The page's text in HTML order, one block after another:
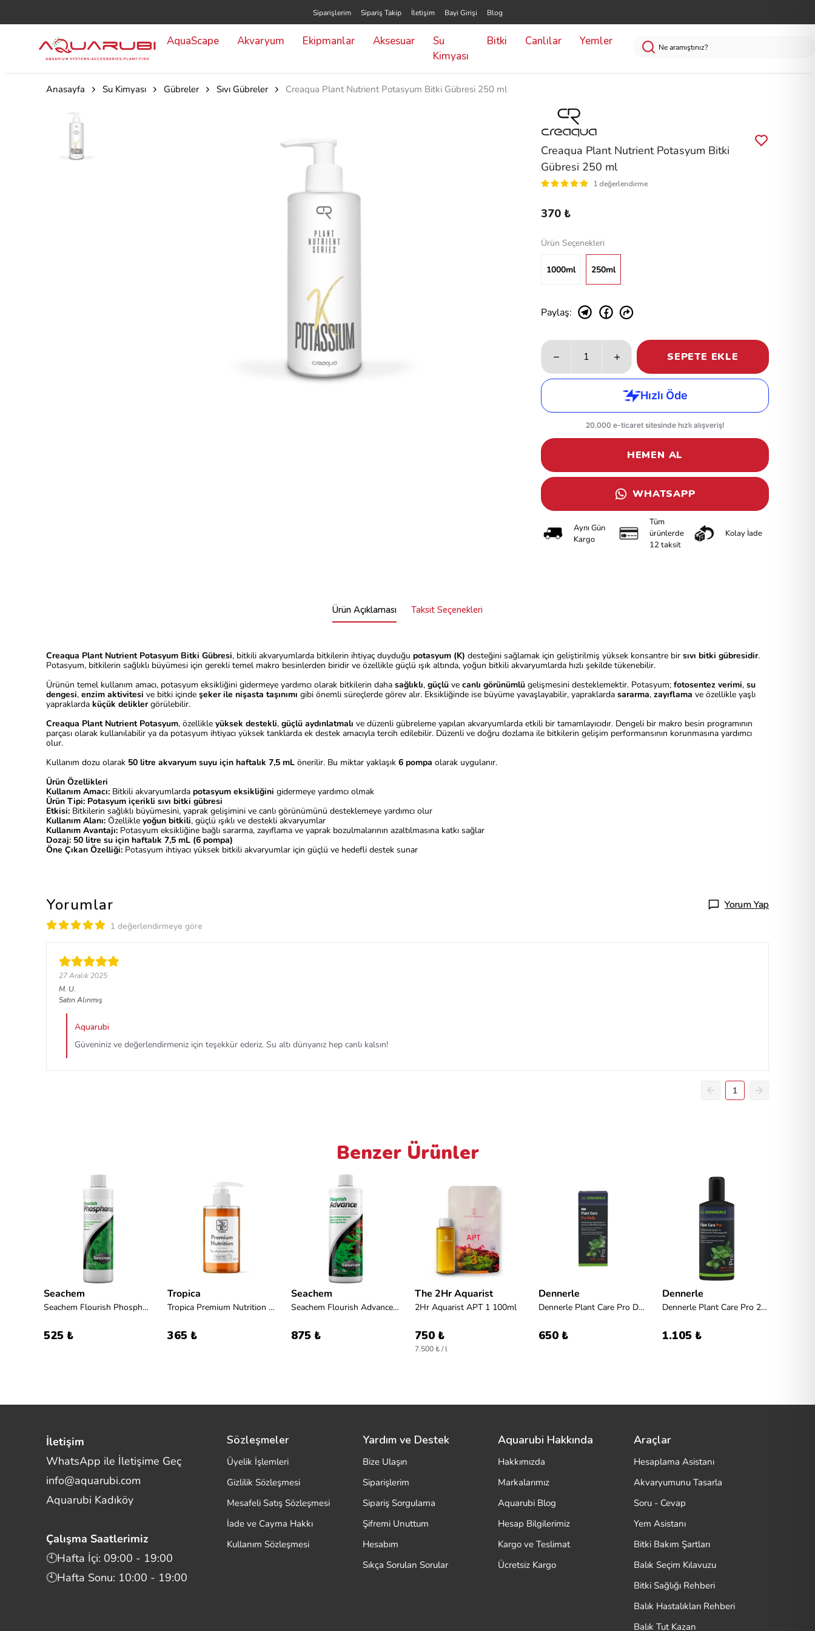
Siparişlerim Sipariş Takip İletişim Bayi Girişi Blog
AquaScape Akvaryum Ekipmanlar Aksesuar
Su
Kimyası
Bitki Canlılar Yemler
Anasayfa Su Kimyası Gübreler Sıvı Gübreler Creaqua Plant Nutrient Potasyum Bitki Gübresi 250 ml
Creaqua Plant Nutrient Potasyum Bitki
Gübresi 250 ml
1 değerlendirme
370 ₺
Ürün Seçenekleri
1000ml 250ml
Paylaş:
SEPETE EKLE
HEMEN AL
WHATSAPP
Aynı Gün
Kargo
Tüm
ürünlerde
12 taksit
Kolay İade
Ürün Açıklaması Taksit Seçenekleri
Creaqua Plant Nutrient Potasyum Bitki Gübresi, bitkili akvaryumlarda bitkilerin ihtiyaç duyduğu potasyum (K) desteğini sağlamak için geliştirilmiş yüksek konsantre bir sıvı bitki gübresidir.
Potasyum, bitkilerin sağlıklı büyümesi için gerekli temel makro besinlerden biridir ve özellikle güçlü ışık altında, yoğun bitkili akvaryumlarda hızlı şekilde tükenebilir.
Ürünün temel kullanım amacı, potasyum eksikliğini gidermeye yardımcı olarak bitkilerin daha sağlıklı, güçlü ve canlı görünümlü gelişmesini desteklemektir. Potasyum; fotosentez verimi, su
dengesi, enzim aktivitesi ve bitki içinde şeker ile nişasta taşınımı gibi önemli süreçlerde görev alır. Eksikliğinde ise büyüme yavaşlayabilir, yapraklarda sararma, zayıflama ve özellikle yaşlı
yapraklarda küçük deliklergörülebilir.
Creaqua Plant Nutrient Potasyum, özellikle yüksek destekli, güçlü aydınlatmalı ve düzenli gübreleme yapılan akvaryumlarda etkili bir tamamlayıcıdır. Dengeli bir makro besin programının
parçası olarak kullanılabilir ya da potasyum ihtiyacı yüksek tanklarda ek destek amacıyla tercih edilebilir. Düzenli ve doğru dozlama ile bitkilerin gelişim performansının korunmasına yardımcı
olur.
Kullanım dozu olarak 50 litre akvaryum suyu için haftalık 7,5 mL önerilir. Bu miktar yaklaşık 6 pompa olarak uygulanır.
Ürün Özellikleri
Kullanım Amacı: Bitkili akvaryumlarda potasyum eksikliğini gidermeye yardımcı olmak
Ürün Tipi: Potasyum içerikli sıvı bitki gübresi
Etkisi: Bitkilerin sağlıklı büyümesini, yaprak gelişimini ve canlı görünümünü desteklemeye yardımcı olur
Kullanım Alanı: Özellikle yoğun bitkili, güçlü ışıklı ve destekli akvaryumlar
Kullanım Avantajı: Potasyum eksikliğine bağlı sararma, zayıflama ve yaprak bozulmalarının azaltılmasına katkı sağlar
Dozaj: 50 litre su için haftalık 7,5 mL (6 pompa)
Öne Çıkan Özelliği: Potasyum ihtiyacı yüksek bitkili akvaryumlar için güçlü ve hedefli destek sunar
Yorumlar Yorum Yap
1 değerlendirmeye göre
27 Aralık 2025
M. U.
Satın Alınmış
Aquarubi
Güveniniz ve değerlendirmeniz için teşekkür ederiz. Su altı dünyanız hep canlı kalsın!
1
Benzer Ürünler
Seachem
Seachem Flourish Phosphorus 250ml
525 ₺
Tropica
Tropica Premium Nutrition 125 ml
365 ₺
Seachem
Seachem Flourish Advance 500ml
875 ₺
The 2Hr Aquarist
2Hr Aquarist APT 1 100ml
750 ₺
7.500 ₺ / l
Dennerle
Dennerle Plant Care Pro Daily 100ml
650 ₺
Dennerle
Dennerle Plant Care Pro 250ml
1.105 ₺
Sözleşmeler
Üyelik İşlemleri
Gizlilik Sözleşmesi
Mesafeli Satış Sözleşmesi
İade ve Cayma Hakkı
Kullanım Sözleşmesi
Yardım ve Destek
Bize Ulaşın
Siparişlerim
Sipariş Sorgulama
Şifremi Unuttum
Hesabım
Sıkça Sorulan Sorular
Aquarubi Hakkında
Hakkımızda
Markalarımız
Aquarubi Blog
Hesap Bilgilerimiz
Kargo ve Teslimat
Ücretsiz Kargo
Araçlar
Hesaplama Asistanı
Akvaryumunu Tasarla
Soru - Cevap
Yem Asistanı
Bitki Bakım Şartları
Balık Seçim Kılavuzu
Bitki Sağlığı Rehberi
Balık Hastalıkları Rehberi
Balık Tut Kazan
İletişim
WhatsApp ile İletişime Geç
info@aquarubi.com
Aquarubi Kadıköy
Çalışma Saatlerimiz
🕙Hafta İçi: 09:00 - 19:00
🕙Hafta Sonu: 10:00 - 19:00
Merhaba! Size nasıl yardımcı
olabilirim?
İletişim
Bilgi